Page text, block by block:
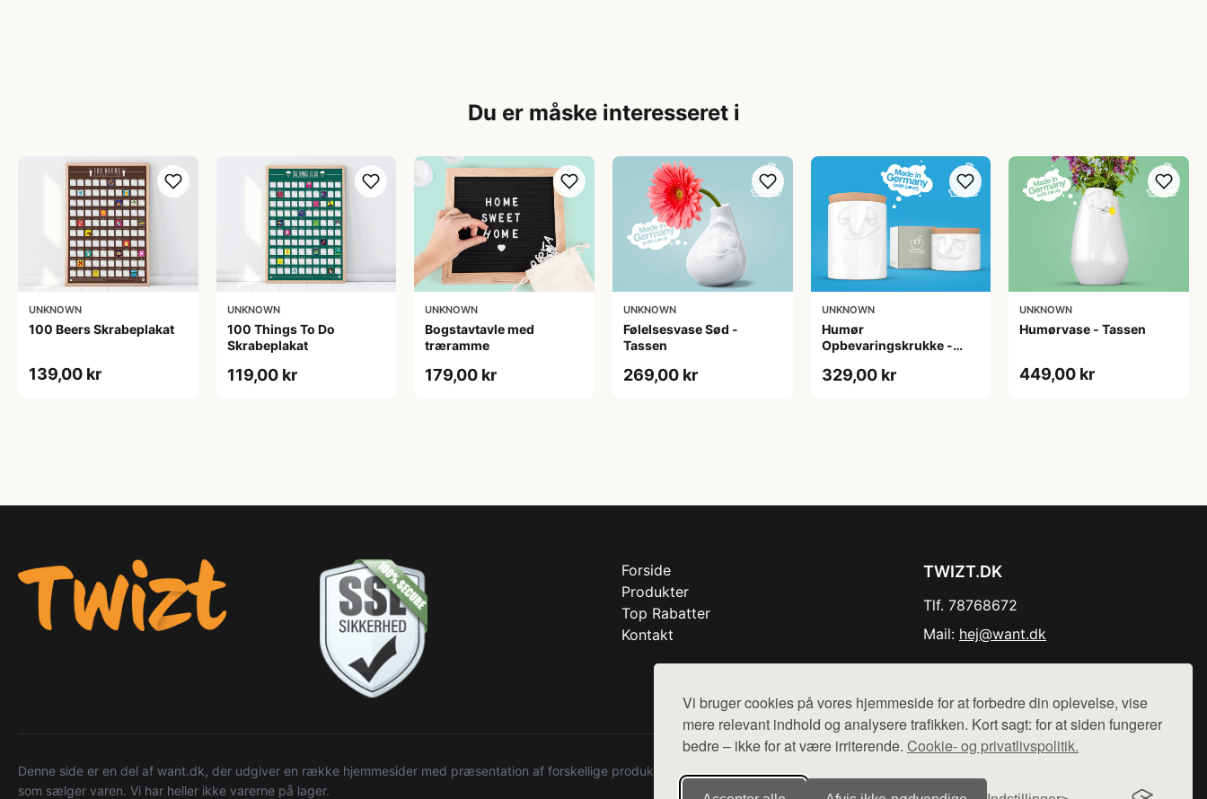
Vi bruger cookies på vores hjemmeside for at forbedre din oplevelse, vise
mere relevant indhold og analysere trafikken. Kort sagt: for at siden fungerer
bedre – ikke for at være irriterende. Cookie- og privatlivspolitik.
Du er måske interesseret i
UNKNOWN
100 Beers Skrabeplakat
139,00 kr
UNKNOWN
100 Things To Do
Skrabeplakat
119,00 kr
UNKNOWN
Bogstavtavle med
træramme
179,00 kr
UNKNOWN
Følelsesvase Sød -
Tassen
269,00 kr
UNKNOWN
Humør
Opbevaringskrukke -
329,00 kr
UNKNOWN
Humørvase - Tassen
449,00 kr
Forside
Produkter
Top Rabatter
Kontakt
TWIZT.DK
Tlf. 78768672
Mail: hej@want.dk
Denne side er en del af want.dk, der udgiver en række hjemmesider med præsentation af forskellige produkter fra diverse webshops. Der sælges ikke varer fra denne side - vi henviser til de shops,
som sælger varen. Vi har heller ikke varerne på lager.